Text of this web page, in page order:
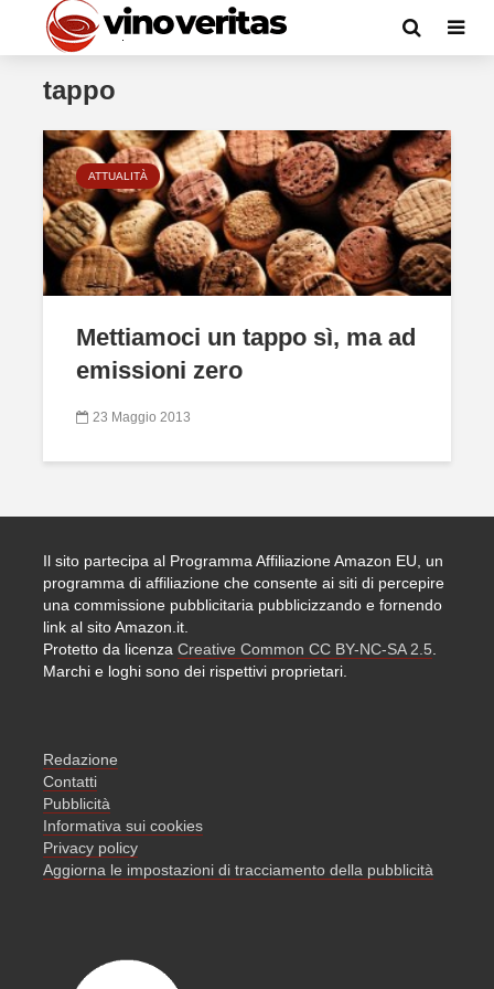
tappo
ATTUALITÀ
Mettiamoci un tappo sì, ma ad
emissioni zero
23 Maggio 2013
Il sito partecipa al Programma Affiliazione Amazon EU, un
programma di affiliazione che consente ai siti di percepire
una commissione pubblicitaria pubblicizzando e fornendo
link al sito Amazon.it.
Protetto da licenza Creative Common CC BY-NC-SA 2.5
Marchi e loghi sono dei rispettivi proprietari.
Redazione
Contatti
Pubblicità
Informativa sui cookies
Privacy policy
Aggiorna le impostazioni di tracciamento della pubblicità